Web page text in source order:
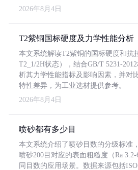
2026年8月4日
T2紫铜国标硬度及力学性能分析
本文系统解读T2紫铜的国标硬度和抗
T2_1/2H状态），结合GB/T 5231-
析其力学性能指标及影响因素，并对
特性差异，为工业选材提供参考。
2026年8月4日
喷砂都有多少目
本文系统介绍了喷砂目数的分级标准
喷砂200目对应的表面粗糙度（Ra
同目数的应用场景。数据来源包括